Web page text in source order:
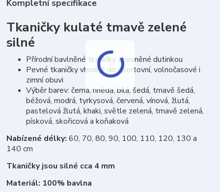
Kompletní specifikace
Tkaničky kulaté tmavě zelené
silné
Přírodní bavlněné tkaničky zpevněné dutinkou
Pevné tkaničky vhodné do sportovní, volnočasové i
zimní obuvi
Výběr barev: černá, hnědá, bílá, šedá, tmavě šedá,
béžová, modrá, tyrkysová, červená, vínová, žlutá,
pastelová žlutá, khaki, světle zelená, tmavě zelená,
písková, skořicová a koňaková
Nabízené délky: 60, 70, 80, 90, 100, 110, 120, 130 a
140 cm
Tkaničky jsou silné cca 4 mm
Materiál: 100% bavlna